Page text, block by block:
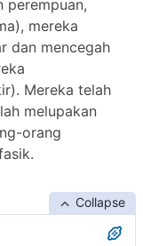
perempuan,
mereka
dan mencegah
Mereka telah
melupakan
orang
Collapse